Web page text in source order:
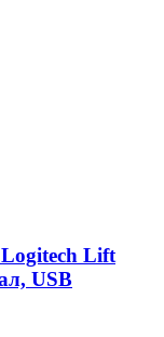
Lift
USB